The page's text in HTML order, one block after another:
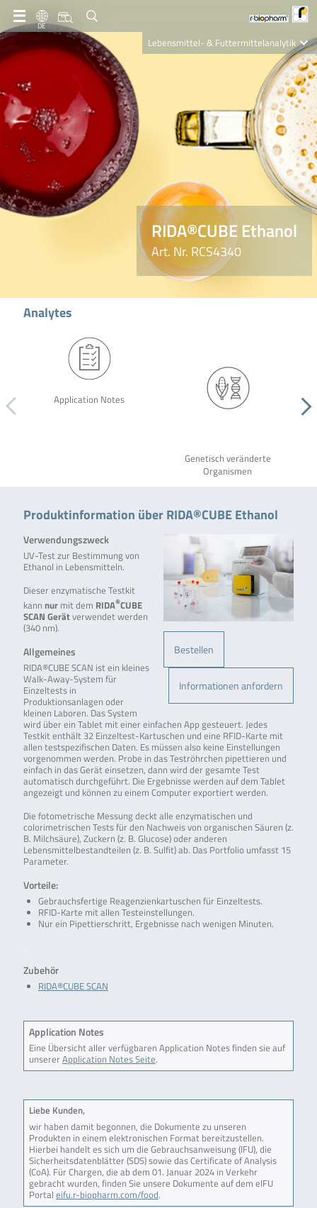
DE
Lebensmittel- & Futtermittelanalytik
Nutrition Care
RIDA®CUBE Ethanol
Art. Nr. RCS4340
Analytes
Application Notes
Genetisch veränderte
Organismen
Produktinformation über RIDA®CUBE Ethanol
Bestellen
Informationen anfordern
Verwendungszweck
UV-Test zur Bestimmung von
Ethanol in Lebensmitteln.
Dieser enzymatische Testkit
kann nurmit dem RIDA®CUBE
SCAN Gerätverwendet werden
(340 nm).
Allgemeines
RIDA®CUBE SCAN ist ein kleines
Walk-Away-System für
Einzeltests in
Produktionsanlagen oder
kleinen Laboren. Das System
wird über ein Tablet mit einer einfachen App gesteuert. Jedes
Testkit enthält 32 Einzeltest-Kartuschen und eine RFID-Karte mit
allen testspezifischen Daten. Es müssen also keine Einstellungen
vorgenommen werden. Probe in das Teströhrchen pipettieren und
einfach in das Gerät einsetzen, dann wird der gesamte Test
automatisch durchgeführt. Die Ergebnisse werden auf dem Tablet
angezeigt und können zu einem Computer exportiert werden.
Die fotometrische Messung deckt alle enzymatischen und
colorimetrischen Tests für den Nachweis von organischen Säuren (z.
B. Milchsäure), Zuckern (z. B. Glucose) oder anderen
Lebensmittelbestandteilen (z. B. Sulfit) ab. Das Portfolio umfasst 15
Parameter.
Vorteile:
Gebrauchsfertige Reagenzienkartuschen für Einzeltests.
RFID-Karte mit allen Testeinstellungen.
Nur ein Pipettierschritt, Ergebnisse nach wenigen Minuten.
Zubehör
RIDA®CUBE SCAN
Application Notes
Eine Übersicht aller verfügbaren Application Notes finden sie auf
unsererApplication Notes Seite.
Liebe Kunden,
wir haben damit begonnen, die Dokumente zu unseren
Produkten in einem elektronischen Format bereitzustellen.
Hierbei handelt es sich um die Gebrauchsanweisung (IFU), die
Sicherheitsdatenblätter (SDS) sowie das Certificate of Analysis
(CoA). Für Chargen, die ab dem 01. Januar 2024 in Verkehr
gebracht wurden, finden Sie unsere Dokumente auf dem eIFU
Portal eifu.r-biopharm.com/food.